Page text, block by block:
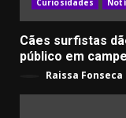
Curiosidades
Cães surfistas
público em
Raissa Fonseca